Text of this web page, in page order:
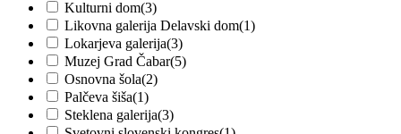
Kulturni dom(3)
Likovna galerija Delavski dom(1)
Lokarjeva galerija(3)
Muzej Grad Čabar(5)
Osnovna šola(2)
Palčeva šiša(1)
Steklena galerija(3)